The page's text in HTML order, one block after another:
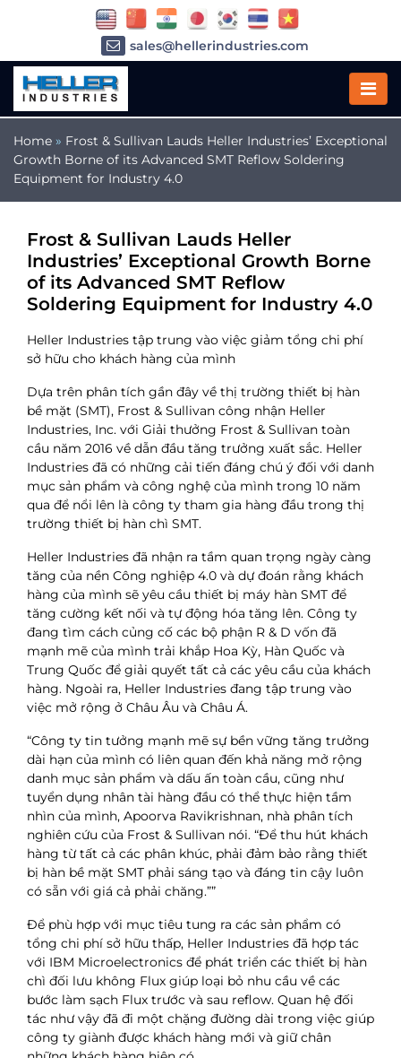
Home » Frost & Sullivan Lauds Heller Industries’ Exceptional
Growth Borne of its Advanced SMT Reflow Soldering
Equipment for Industry 4.0
Frost & Sullivan Lauds Heller
Industries’ Exceptional Growth Borne
of its Advanced SMT Reflow
Soldering Equipment for Industry 4.0
Heller Industries tập trung vào việc giảm tổng chi phí
sở hữu cho khách hàng của mình
Dựa trên phân tích gần đây về thị trường thiết bị hàn
bề mặt (SMT), Frost & Sullivan công nhận Heller
Industries, Inc. với Giải thưởng Frost & Sullivan toàn
cầu năm 2016 về dẫn đầu tăng trưởng xuất sắc. Heller
Industries đã có những cải tiến đáng chú ý đối với danh
mục sản phẩm và công nghệ của mình trong 10 năm
qua để nổi lên là công ty tham gia hàng đầu trong thị
trường thiết bị hàn chì SMT.
Heller Industries đã nhận ra tầm quan trọng ngày càng
tăng của nền Công nghiệp 4.0 và dự đoán rằng khách
hàng của mình sẽ yêu cầu thiết bị máy hàn SMT để
tăng cường kết nối và tự động hóa tăng lên. Công ty
đang tìm cách củng cố các bộ phận R & D vốn đã
mạnh mẽ của mình trải khắp Hoa Kỳ, Hàn Quốc và
Trung Quốc để giải quyết tất cả các yêu cầu của khách
hàng. Ngoài ra, Heller Industries đang tập trung vào
việc mở rộng ở Châu Âu và Châu Á.
“Công ty tin tưởng mạnh mẽ sự bền vững tăng trưởng
dài hạn của mình có liên quan đến khả năng mở rộng
danh mục sản phẩm và dấu ấn toàn cầu, cũng như
tuyển dụng nhân tài hàng đầu có thể thực hiện tầm
nhìn của mình, Apoorva Ravikrishnan, nhà phân tích
nghiên cứu của Frost & Sullivan nói. “Để thu hút khách
hàng từ tất cả các phân khúc, phải đảm bảo rằng thiết
bị hàn bề mặt SMT phải sáng tạo và đáng tin cậy luôn
có sẵn với giá cả phải chăng.””
Để phù hợp với mục tiêu tung ra các sản phẩm có
tổng chi phí sở hữu thấp, Heller Industries đã hợp tác
với IBM Microelectronics để phát triển các thiết bị hàn
chì đối lưu không Flux giúp loại bỏ nhu cầu về các
bước làm sạch Flux trước và sau reflow. Quan hệ đối
tác như vậy đã đi một chặng đường dài trong việc giúp
công ty giành được khách hàng mới và giữ chân
sales@hellerindustries.com
service@hellerindustries.com